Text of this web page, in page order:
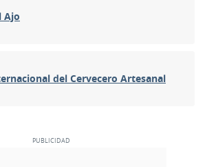
Ajo
del Cervecero Artesanal